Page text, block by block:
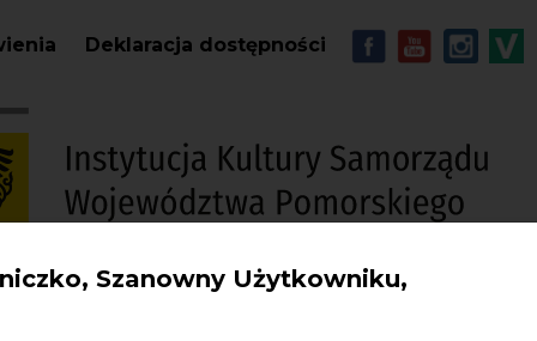
Szanowny Użytkowniku,
Deklaracja dostępności MENU -